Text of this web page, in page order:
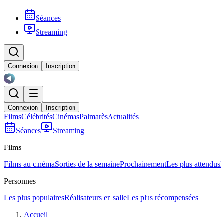
Séances
Streaming
Connexion Inscription
Connexion Inscription
FilmsCélébritésCinémasPalmarèsActualités
Séances
Streaming
Films
Films au cinémaSorties de la semaineProchainementLes plus attendus
Personnes
Les plus populairesRéalisateurs en salleLes plus récompensées
Accueil